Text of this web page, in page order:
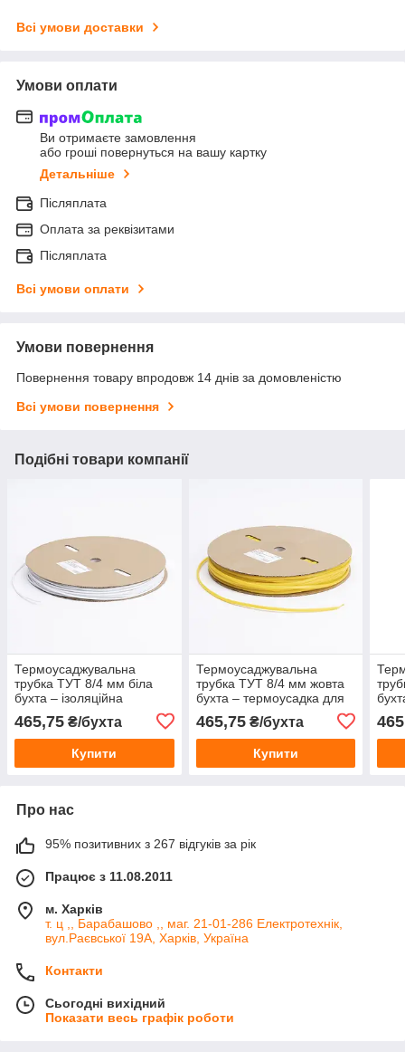
Всі умови доставки
Умови оплати
Ви отримаєте замовлення
або гроші повернуться на вашу картку
Детальніше
Післяплата
Оплата за реквізитами
Післяплата
Всі умови оплати
Умови повернення
Повернення товару впродовж 14 днів за домовленістю
Всі умови повернення
Подібні товари компанії
Термоусаджувальна
трубка ТУТ 8/4 мм біла
бухта – ізоляційна
термоусадка для проводів
та кабелю
465,75 ₴/бухта
Купити
Термоусаджувальна
трубка ТУТ 8/4 мм жовта
бухта – термоусадка для
кабелю
465,75₴/бухта
Купити
та
Про нас
95% позитивних з 267 відгуків за рік
Працює з 11.08.2011
м. Харків
т. ц ,, Барабашово ,, маг. 21-01-286 Електротехнік,
вул.Раєвської 19А, Харків, Україна
Контакти
Сьогодні вихідний
Показати весь графік роботи